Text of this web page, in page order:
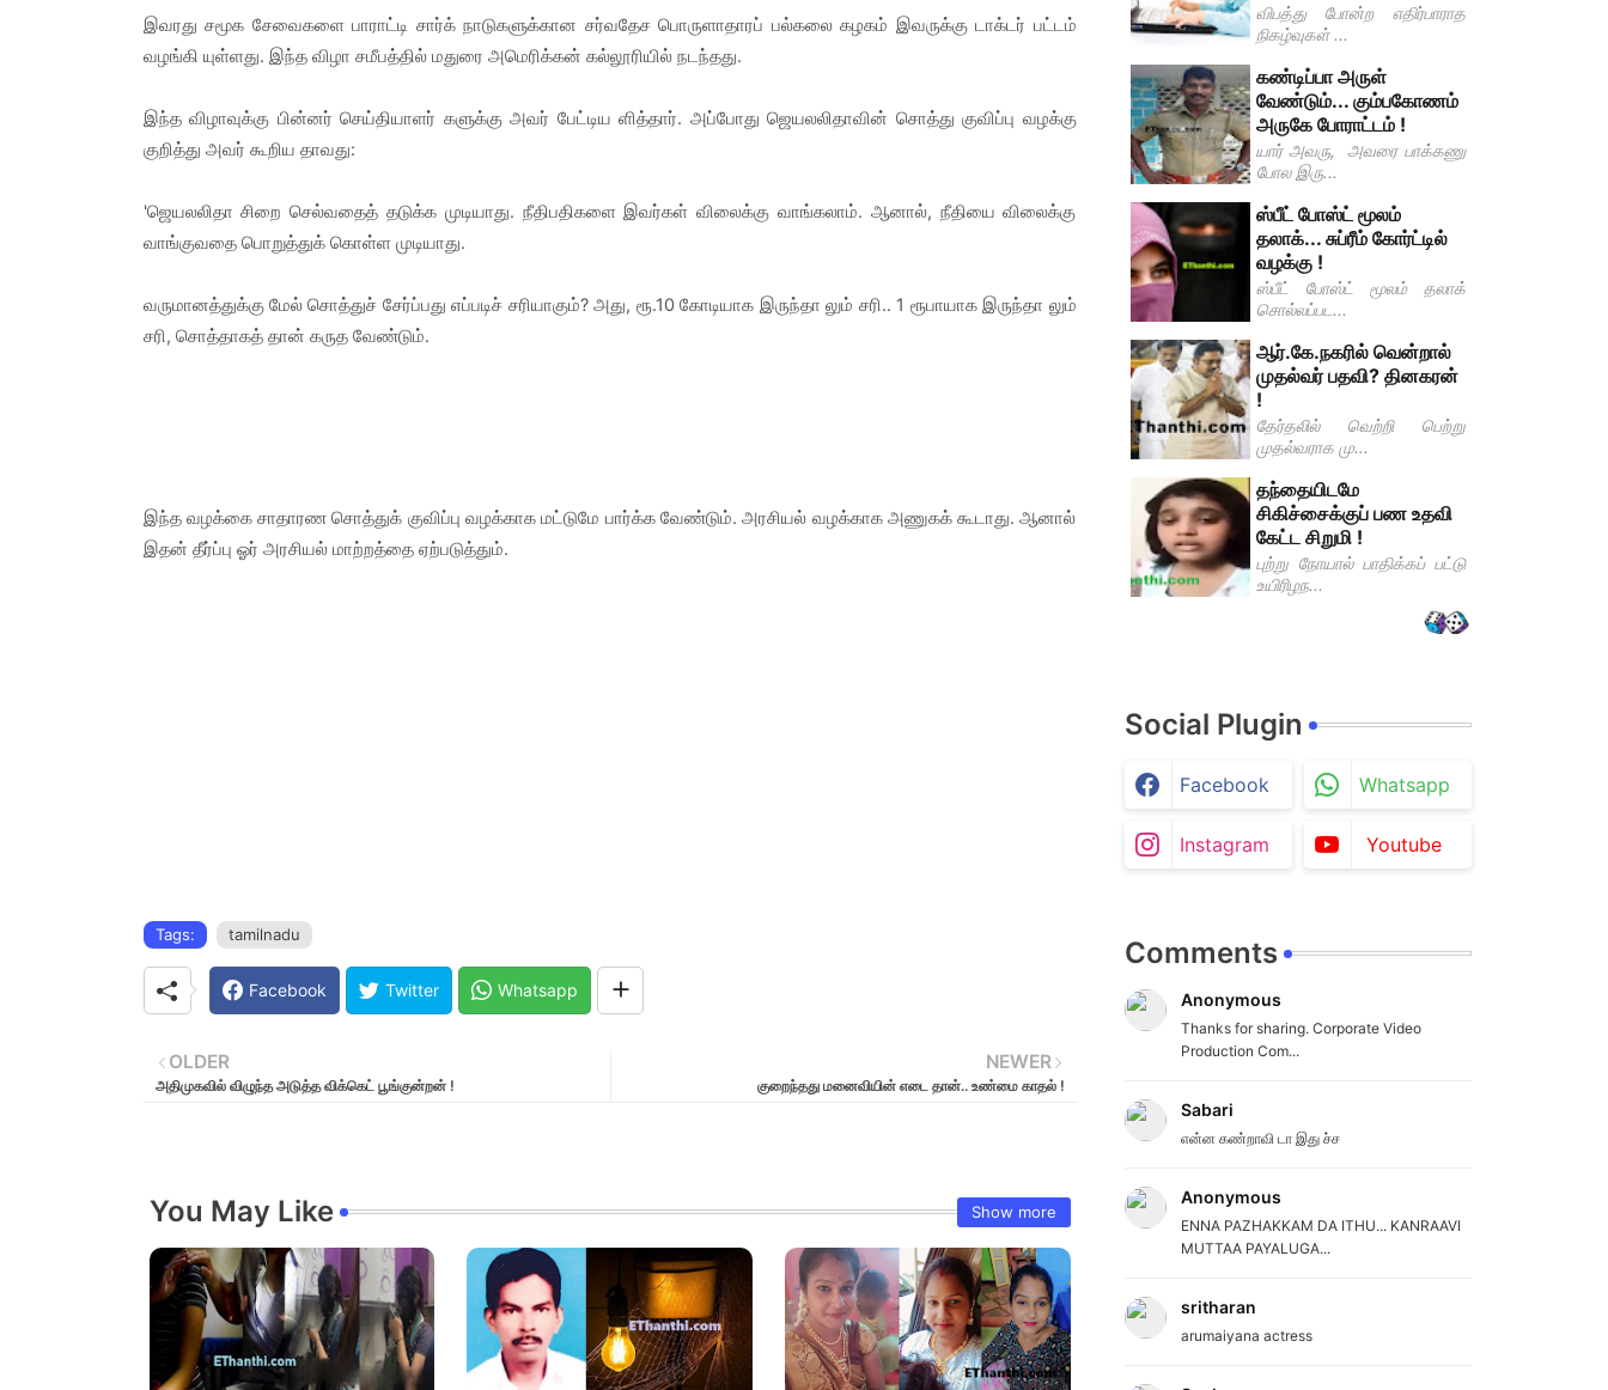
இவரது சமூக சேவைகளை பாராட்டி சார்க் நாடுகளுக்கான சர்வதேச பொருளாதாரப் பல்கலை கழகம் இவருக்கு டாக்டர் பட்டம்
வழங்கி யுள்ளது. இந்த விழா சமீபத்தில் மதுரை அமெரிக்கன் கல்லூரியில் நடந்தது.
இந்த விழாவுக்கு பின்னர் செய்தியாளர் களுக்கு அவர் பேட்டிய ளித்தார். அப்போது ஜெயலலிதாவின் சொத்து குவிப்பு வழக்கு
குறித்து அவர் கூறிய தாவது:
'ஜெயலலிதா சிறை செல்வதைத் தடுக்க முடியாது. நீதிபதிகளை இவர்கள் விலைக்கு வாங்கலாம். ஆனால், நீதியை விலைக்கு
வாங்குவதை பொறுத்துக் கொள்ள முடியாது.
வருமானத்துக்கு மேல் சொத்துச் சேர்ப்பது எப்படிச் சரியாகும்? அது, ரூ.10 கோடியாக இருந்தா லும் சரி.. 1 ரூபாயாக இருந்தா லும்
சரி, சொத்தாகத் தான் கருத வேண்டும்.
இந்த வழக்கை சாதாரண சொத்துக் குவிப்பு வழக்காக மட்டுமே பார்க்க வேண்டும். அரசியல் வழக்காக அணுகக் கூடாது. ஆனால்
இதன் தீர்ப்பு ஓர் அரசியல் மாற்றத்தை ஏற்படுத்தும்.
Tags: tamilnadu
Facebook Twitter Whatsapp
NEWER
குறைந்தது மனைவியின் எடை தான்.. உண்மை காதல் !
OLDER
அதிமுகவில் விழுந்த அடுத்த விக்கெட் பூங்குன்றன் !
You May Like Show more
விபத்து போன்ற எதிர்பாராத
நிகழ்வுகள் ...
கண்டிப்பா அருள்
வேண்டும்... கும்பகோணம்
அருகே போராட்டம் !
யார் அவரு, அவரை பாக்கணு
போல இரு...
ஸ்பீட் போஸ்ட் மூலம்
தலாக்... சுப்ரீம் கோர்ட்டில்
வழக்கு !
ஸ்பீட் போஸ்ட் மூலம் தலாக்
சொல்லப்பட...
ஆர்.கே.நகரில் வென்றால்
முதல்வர் பதவி? தினகரன்
!
தேர்தலில் வெற்றி பெற்று
முதல்வராக மு...
தந்தையிடமே
சிகிச்சைக்குப் பண உதவி
கேட்ட சிறுமி !
புற்று நோயால் பாதிக்கப் பட்டு
உயிரிழந...
Social Plugin
Facebook Whatsapp
Instagram Youtube
Comments
Anonymous
Thanks for sharing. Corporate Video
Production Com...
Sabari
என்ன கண்றாவி டா இது ச்ச
Anonymous
ENNA PAZHAKKAM DA ITHU... KANRAAVI
MUTTAA PAYALUGA...
sritharan
arumaiyana actress